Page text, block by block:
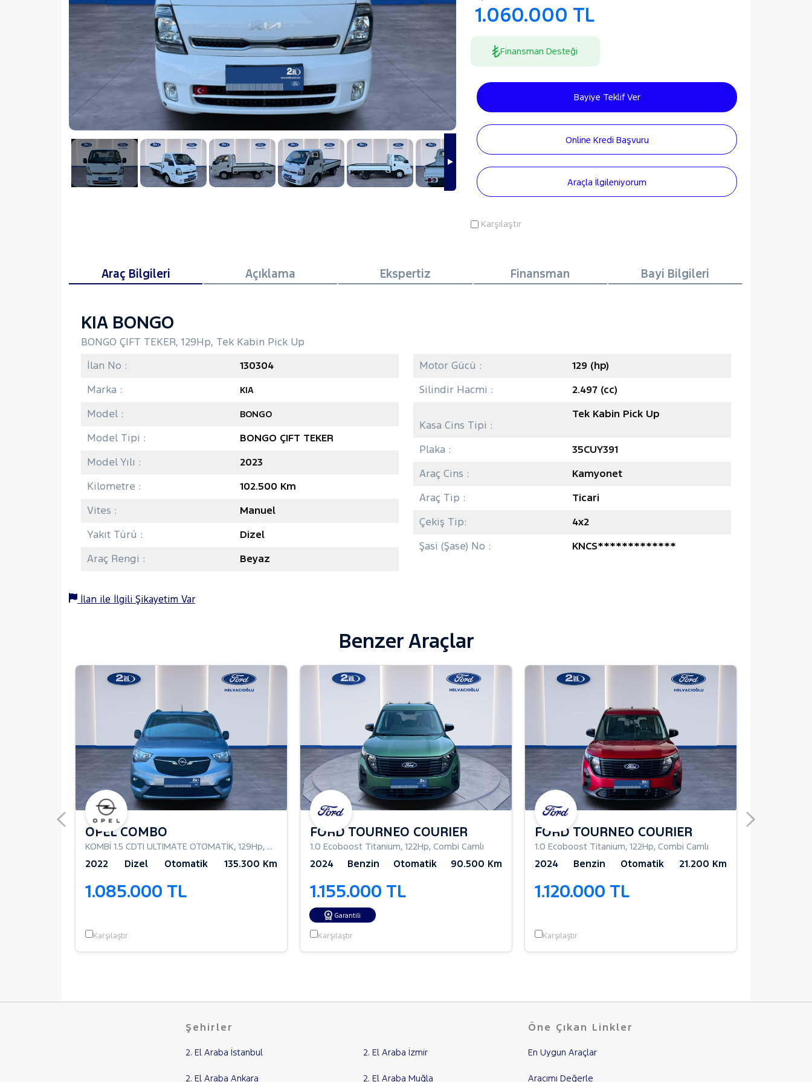
1.060.000 TL
Finansman Desteği
Bayiye Teklif Ver
Online Kredi Başvuru
Araçla İlgileniyorum
Karşılaştır
Araç Bilgileri Açıklama Ekspertiz Finansman Bayi Bilgileri
KIA BONGO
BONGO ÇIFT TEKER, 129Hp, Tek Kabin Pick Up
İlan No :
130304
Marka :
KIA
Model : BONGO
Model Tipi :
BONGO ÇIFT TEKER
Model Yılı :
2023
Kilometre :
102.500 Km
Vites :
Manuel
Yakıt Türü :
Dizel
Araç Rengi :
Beyaz
Motor Gücü :
129 (hp)
Silindir Hacmi :
2.497 (cc)
Kasa Cins Tipi :
Tek Kabin Pick Up
Plaka :
35CUY391
Araç Cins :
Kamyonet
Araç Tip :
Ticari
Çekiş Tip:
4x2
Şasi (Şase) No :
KNCS*************
İlan ile İlgili Şikayetim Var
Benzer Araçlar
OPEL COMBO
KOMBİ 1.5 CDTI ULTIMATE OTOMATİK, 129Hp, Combi Camlı
2022 Dizel Otomatik 135.300 Km
1.085.000 TL
Karşılaştır
FORD TOURNEO COURIER
1.0 Ecoboost Titanium, 122Hp, Combi Camlı
2024 Benzin Otomatik 90.500 Km
1.155.000 TL
Garantili
Karşılaştır
FORD TOURNEO COURIER
1.0 Ecoboost Titanium, 122Hp, Combi Camlı
2024 Benzin Otomatik 21.200 Km
1.120.000 TL
Karşılaştır
Şehirler
2. El Araba İstanbul 2. El Araba İzmir
2. El Araba Ankara 2. El Araba Muğla
Öne Çıkan Linkler
En Uygun Araçlar
Aracımı Değerle